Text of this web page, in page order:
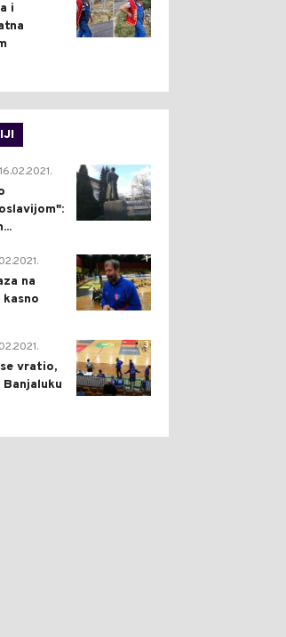
i
4
16.02.2021.
1
na
3
vratio,